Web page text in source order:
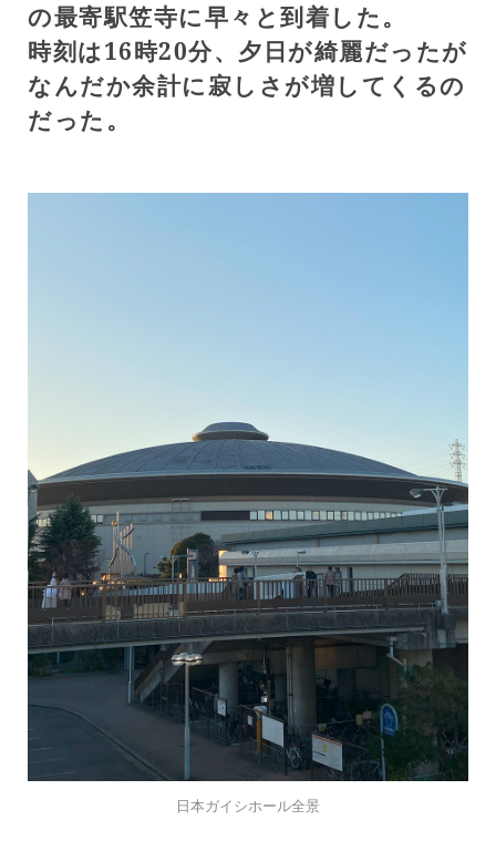
の最寄駅笠寺に早々と到着した。
時刻は16時20分、夕日が綺麗だったが
なんだか余計に寂しさが増してくるの
だった。
日本ガイシホール全景